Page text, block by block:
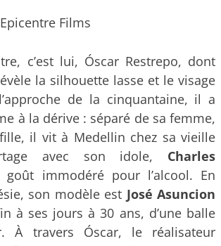
Films
c’est lui, Óscar Restrepo, dont
la silhouette lasse et le visage
de la cinquantaine, il a
à la dérive : séparé de sa femme,
il vit à Medellin chez sa vieille
avec son idole, Charles
immodéré pour l’alcool. En
son modèle est José Asuncion
à ses jours à 30 ans, d’une balle
À travers Óscar, le réalisateur